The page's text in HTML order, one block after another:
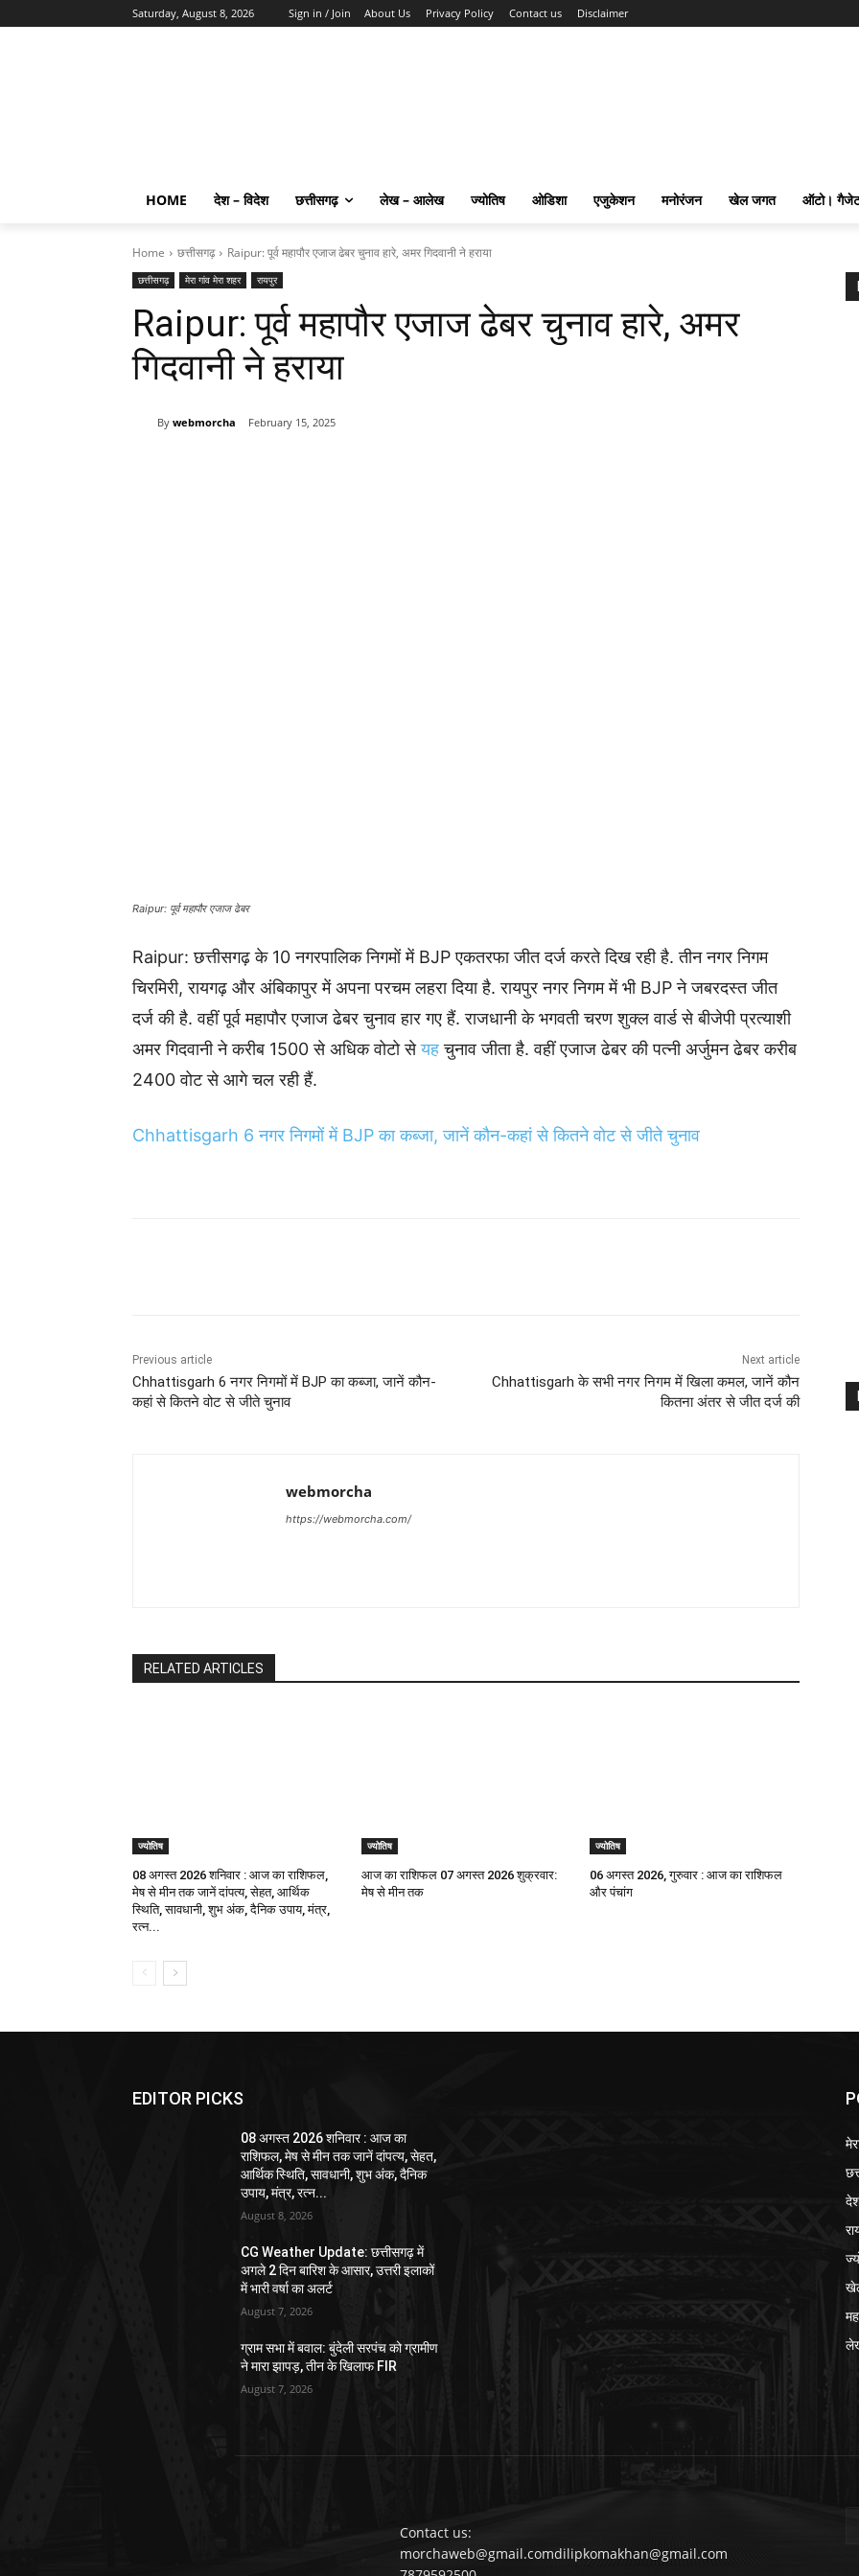
Saturday, August 8, 2026 Sign in / Join About Us Privacy Policy Contact us Disclaimer
HOME देश – विदेश छत्तीसगढ़ लेख – आलेख ज्योतिष ओडिशा एजुकेशन मनोरंजन खेल जगत ऑटो।
Home छत्तीसगढ़ Raipur: पूर्व महापौर एजाज ढेबर चुनाव हारे, अमर गिदवानी ने हराया
छत्तीसगढ़ मेरा गांव मेरा शहर रायपुर
Raipur: पूर्व महापौर एजाज ढेबर चुनाव हारे, अमर
गिदवानी ने हराया
By webmorcha February 15, 2025
Raipur: पूर्व महापौर एजाज ढेबर
Raipur: छत्तीसगढ़ के 10 नगरपालिक निगमों में BJP एकतरफा जीत दर्ज करते दिख रही है. तीन नगर निगम
चिरमिरी, रायगढ़ और अंबिकापुर में अपना परचम लहरा दिया है. रायपुर नगर निगम में भी BJP ने जबरदस्त जीत
दर्ज की है. वहीं पूर्व महापौर एजाज ढेबर चुनाव हार गए हैं. राजधानी के भगवती चरण शुक्ल वार्ड से बीजेपी प्रत्याशी
अमर गिदवानी ने करीब 1500 से अधिक वोटो सेयहचुनाव जीता है. वहीं एजाज ढेबर की पत्नी अर्जुमन ढेबर करीब
2400 वोट से आगे चल रही हैं.
Chhattisgarh 6 नगर निगमों में BJP का कब्जा, जानें कौन-कहां से कितने वोट से जीते चुनाव
Previous article
Chhattisgarh 6 नगर निगमों में BJP का कब्जा, जानें कौन-
कहां से कितने वोट से जीते चुनाव
Next article
Chhattisgarh के सभी नगर निगम में खिला कमल, जानें कौन
कितना अंतर से जीत दर्ज की
webmorcha
https://webmorcha.com/
RELATED ARTICLES
ज्योतिष
08 अगस्त 2026 शनिवार : आज का राशिफल,
मेष से मीन तक जानें दांपत्य, सेहत, आर्थिक
स्थिति, सावधानी, शुभ अंक, दैनिक उपाय, मंत्र,
रत्न...
ज्योतिष
आज का राशिफल 07 अगस्त 2026 शुक्रवार:
मेष से मीन तक
ज्योतिष
06 अगस्त 2026, गुरुवार : आज का राशिफल
और पंचांग
EDITOR PICKS
08 अगस्त 2026 शनिवार : आज का
राशिफल, मेष से मीन तक जानें दांपत्य, सेहत,
आर्थिक स्थिति, सावधानी, शुभ अंक, दैनिक
उपाय, मंत्र, रत्न...
August 8, 2026
CG Weather Update: छत्तीसगढ़ में
अगले 2 दिन बारिश के आसार, उत्तरी इलाकों
में भारी वर्षा का अलर्ट
August 7, 2026
ग्राम सभा में बवाल: बुंदेली सरपंच को ग्रामीण
ने मारा झापड़, तीन के खिलाफ FIR
August 7, 2026
Contact us:
morchaweb@gmail.comdilipkomakhan@gmail.com